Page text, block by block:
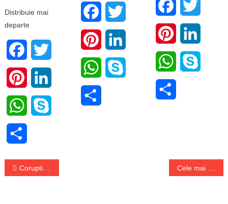
Distribuie mai
departe
Facebook
PinterestLinkedIn
WhatsApp
Facebook
PinterestLinkedIn
WhatsApp
Facebook
Pinterest
WhatsApp
Navigare
Coruptia din pandemie – semnal de alarma tras de Consiliul Europei